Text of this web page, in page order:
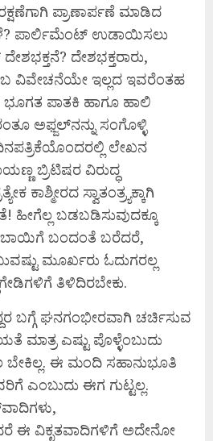
ಪ್ರಾಣಾರ್ಪಣೆ ಮಾಡಿದ
ಪಾರ್ಲಿಮೆಂಟ್ ಉಡಾಯಿಸಲು
ದೇಶಭಕ್ತರಾರು,
ವಿವೇಚನೆಯೇ ಇಲ್ಲದ ಇವರೆಂತಹ
ಪಾತಕಿ ಹಾಗೂ ಹಾಲಿ
ಅಫ್ಜಲ್‌ನನ್ನು ಸಂಗೊಳ್ಳಿ
ಲೇಖನ
ಬ್ರಿಟಿಷರ ವಿರುದ್ಧ
ಕಾಶ್ಮೀರದ ಸ್ವಾತಂತ್ರ್ಯಕ್ಕಾಗಿ
ಬಡಬಡಿಸುವುದಕ್ಕೂ
ಬಂದಂತೆ ಬರೆದರೆ,
ಮೂರ್ಖರು ಓದುಗರಲ್ಲ
ತಿಳಿದಿರಬೇಕು.
ಬಗ್ಗೆ ಘನಗಂಭೀರವಾಗಿ ಚರ್ಚಿಸುವ
ಎಷ್ಟು ಪೊಳ್ಳೆಂಬುದು
ಬೇಕಿಲ್ಲ. ಈ ಮಂದಿ ಸಹಾನುಭೂತಿ
ಎಂಬುದು ಈಗ ಗುಟ್ಟಲ್ಲ.
ಈ ವಿಕೃತವಾದಿಗಳಿಗೆ ಅದೇನೋ